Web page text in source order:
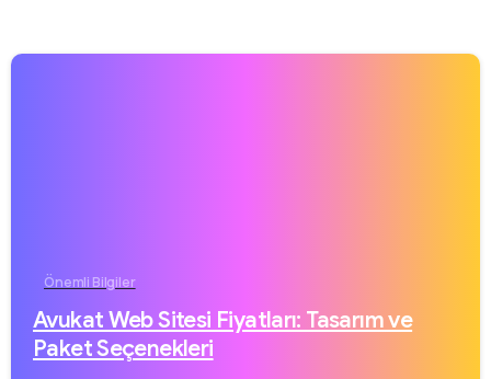
Önemli Bilgiler
Avukat Web Sitesi Fiyatları: Tasarım ve
Paket Seçenekleri